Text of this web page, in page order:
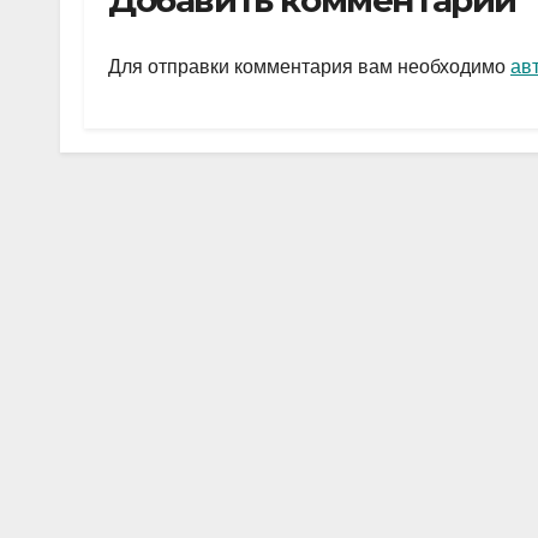
gr
a
s
A
p
а
в
ть
Для отправки комментария вам необходимо